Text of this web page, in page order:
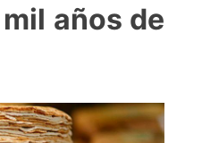
años de